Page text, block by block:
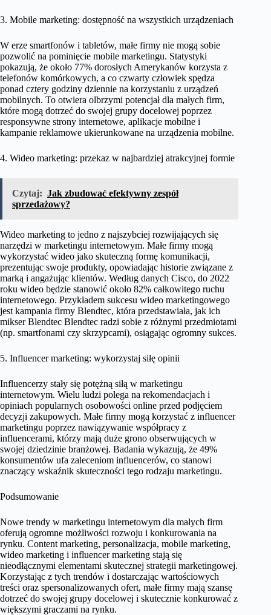
3. Mobile marketing: dostępność na wszystkich urządzeniach
W erze smartfonów i tabletów, małe firmy nie mogą sobie
pozwolić na pominięcie mobile marketingu. Statystyki
pokazują, że około 77% dorosłych Amerykanów korzysta z
telefonów komórkowych, a co czwarty człowiek spędza
ponad cztery godziny dziennie na korzystaniu z urządzeń
mobilnych. To otwiera olbrzymi potencjał dla małych firm,
które mogą dotrzeć do swojej grupy docelowej poprzez
responsywne strony internetowe, aplikacje mobilne i
kampanie reklamowe ukierunkowane na urządzenia mobilne.
4. Wideo marketing: przekaz w najbardziej atrakcyjnej formie
Czytaj: Jak zbudować efektywny zespół
sprzedażowy?
Wideo marketing to jedno z najszybciej rozwijających się
narzędzi w marketingu internetowym. Małe firmy mogą
wykorzystać wideo jako skuteczną formę komunikacji,
prezentując swoje produkty, opowiadając historie związane z
marką i angażując klientów. Według danych Cisco, do 2022
roku wideo będzie stanowić około 82% całkowitego ruchu
internetowego. Przykładem sukcesu wideo marketingowego
jest kampania firmy Blendtec, która przedstawiała, jak ich
mikser Blendtec Blendtec radzi sobie z różnymi przedmiotami
(np. smartfonami czy skrzypcami), osiągając ogromny sukces.
5. Influencer marketing: wykorzystaj siłę opinii
Influencerzy stały się potężną siłą w marketingu
internetowym. Wielu ludzi polega na rekomendacjach i
opiniach popularnych osobowości online przed podjęciem
decyzji zakupowych. Małe firmy mogą korzystać z influencer
marketingu poprzez nawiązywanie współpracy z
influencerami, którzy mają duże grono obserwujących w
swojej dziedzinie branżowej. Badania wykazują, że 49%
konsumentów ufa zaleceniom influencerów, co stanowi
znaczący wskaźnik skuteczności tego rodzaju marketingu.
Podsumowanie
Nowe trendy w marketingu internetowym dla małych firm
oferują ogromne możliwości rozwoju i konkurowania na
rynku. Content marketing, personalizacja, mobile marketing,
wideo marketing i influencer marketing stają się
nieodłącznymi elementami skutecznej strategii marketingowej.
Korzystając z tych trendów i dostarczając wartościowych
treści oraz spersonalizowanych ofert, małe firmy mają szansę
dotrzeć do swojej grupy docelowej i skutecznie konkurować z
większymi graczami na rynku.